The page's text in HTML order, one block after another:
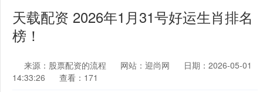
天载配资 2026年1月31号好运生肖排名
榜！
来源：股票配资的流程 网站：迎尚网
日期：2026-05-01
14:33:26
查看：171